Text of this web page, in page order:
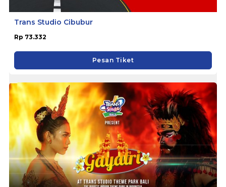
Trans Studio Cibubur
Rp 73.332
Pesan Tiket